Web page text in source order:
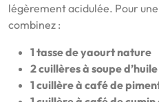
légèrement acidulée. Pour
combinez :
1 tasse de yaourt nature
2 cuillères à soupe
1 cuillère à café de